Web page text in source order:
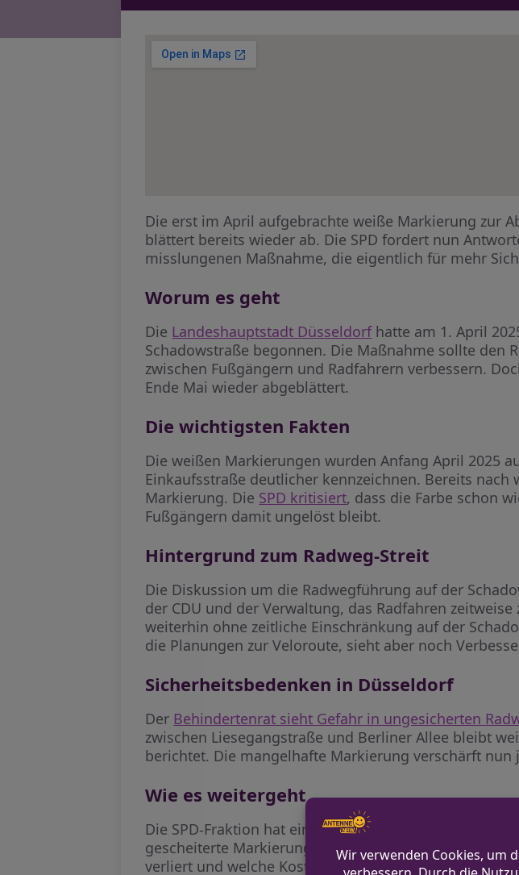
Die erst im April aufgebrachte weiße Markierung zur
blättert bereits wieder ab. Die SPD fordert nun
misslungenen Maßnahme, die eigentlich für mehr
Worum es geht
Die Landeshauptstadt Düsseldorfhatte am 1. April
Schadowstraße begonnen. Die Maßnahme sollte den
zwischen Fußgängern und Radfahrern verbessern.
Ende Mai wieder abgeblättert.
Die wichtigsten Fakten
Die weißen Markierungen wurden Anfang April 2025
Einkaufsstraße deutlicher kennzeichnen. Bereits
Markierung. Die SPD kritisiert, dass die Farbe schon
Fußgängern damit ungelöst bleibt.
Hintergrund zum Radweg-Streit
Die Diskussion um die Radwegführung auf der
der CDU und der Verwaltung, das Radfahren zeitweise
weiterhin ohne zeitliche Einschränkung auf der
die Planungen zur Veloroute, sieht aber noch
Sicherheitsbedenken in Düsseldorf
Der Behindertenrat sieht Gefahr in ungesicherten
zwischen Liesegangstraße und Berliner Allee bleibt
berichtet. Die mangelhafte Markierung verschärft
Wie es weitergeht
Die SPD-Fraktion hat eine offizielle Anfrage an die
gescheiterte Markierungsmaßnahme. Es stellt sich
verliert und welche Kosten für eine Nachbesserung